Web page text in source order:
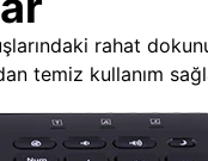
rahat
temiz kullanım